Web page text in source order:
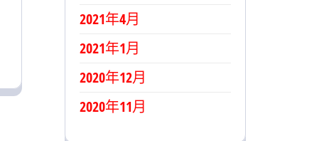
2021年4月
2021年1月
2020年12月
2020年11月